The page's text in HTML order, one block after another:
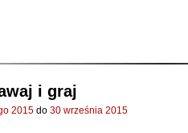
i graj
2015 do 30 września 2015